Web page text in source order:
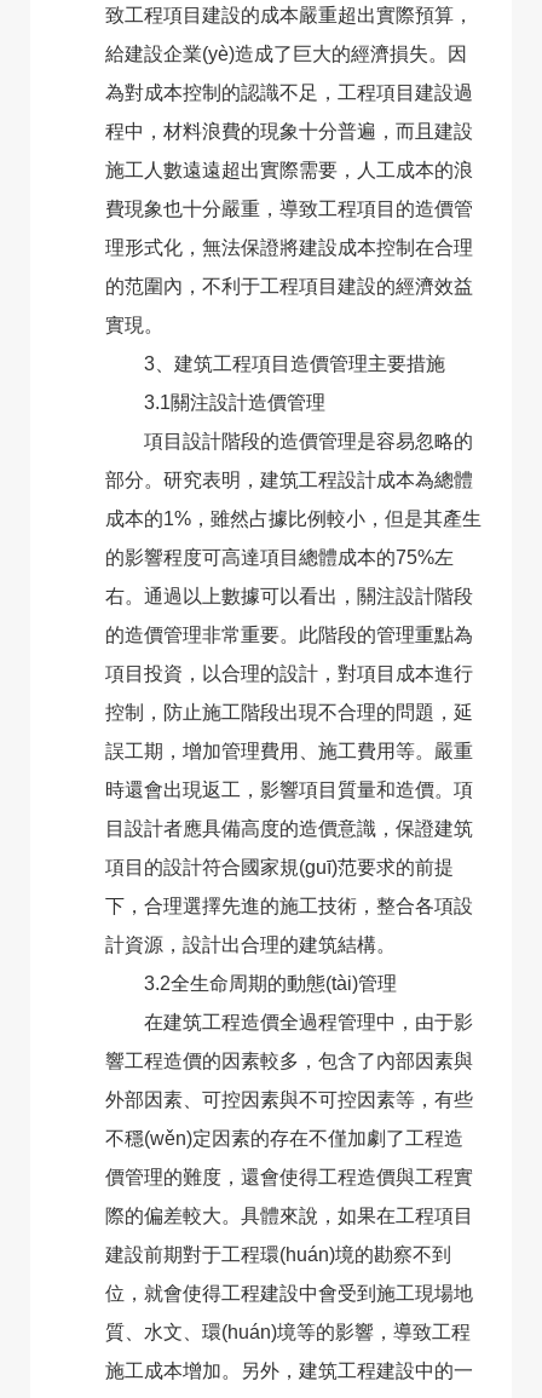
致工程項目建設的成本嚴重超出實際預算，
給建設企業(yè)造成了巨大的經濟損失。因
為對成本控制的認識不足，工程項目建設過
程中，材料浪費的現象十分普遍，而且建設
施工人數遠遠超出實際需要，人工成本的浪
費現象也十分嚴重，導致工程項目的造價管
理形式化，無法保證將建設成本控制在合理
的范圍內，不利于工程項目建設的經濟效益
實現。
3、建筑工程項目造價管理主要措施
3.1關注設計造價管理
項目設計階段的造價管理是容易忽略的
部分。研究表明，建筑工程設計成本為總體
成本的1%，雖然占據比例較小，但是其產生
的影響程度可高達項目總體成本的75%左
右。通過以上數據可以看出，關注設計階段
的造價管理非常重要。此階段的管理重點為
項目投資，以合理的設計，對項目成本進行
控制，防止施工階段出現不合理的問題，延
誤工期，增加管理費用、施工費用等。嚴重
時還會出現返工，影響項目質量和造價。項
目設計者應具備高度的造價意識，保證建筑
項目的設計符合國家規(guī)范要求的前提
下，合理選擇先進的施工技術，整合各項設
計資源，設計出合理的建筑結構。
3.2全生命周期的動態(tài)管理
在建筑工程造價全過程管理中，由于影
響工程造價的因素較多，包含了內部因素與
外部因素、可控因素與不可控因素等，有些
不穩(wěn)定因素的存在不僅加劇了工程造
價管理的難度，還會使得工程造價與工程實
際的偏差較大。具體來說，如果在工程項目
建設前期對于工程環(huán)境的勘察不到
位，就會使得工程建設中會受到施工現場地
質、水文、環(huán)境等的影響，導致工程
施工成本增加。另外，建筑工程建設中的一